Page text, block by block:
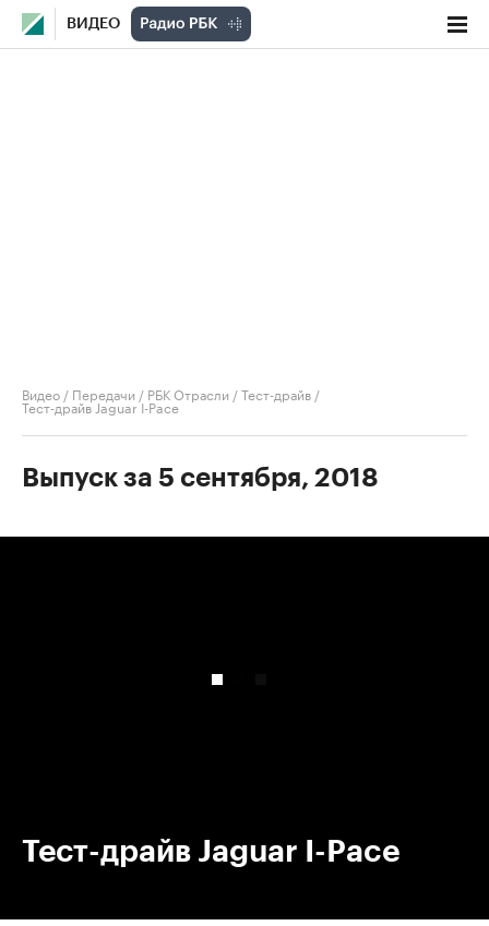
ВИДЕО
Видео / Передачи / РБК Отрасли / Тест-драйв /
Тест-драйв Jaguar I-Pace
Выпуск за 5 сентября, 2018
Тест-драйв Jaguar I-Pace